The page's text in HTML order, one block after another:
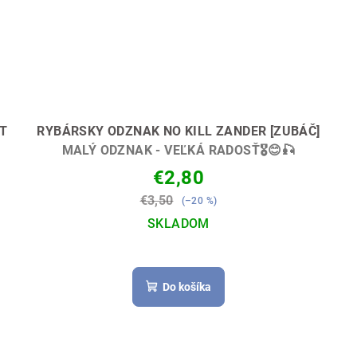
RYBÁRSKY ODZNAK NO KILL ZANDER [ZUBÁČ]
MALÝ ODZNAK - VEĽKÁ RADOSŤ🎖😊🎣
€2,80
€3,50 (–20 %)
SKLADOM
Do košíka